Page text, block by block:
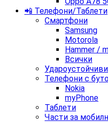
📲 Телефони/Таблети
Смартфони
Samsung
Motorola
Hammer /
Всички
Телефони с
Nokia
myPhone
Таблети
Части за